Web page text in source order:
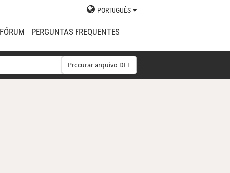
PORTUGUÊS
FÓRUM PERGUNTAS FREQUENTES
Procurar arquivo DLL